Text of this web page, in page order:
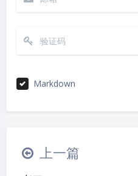
Markdown
∠( ᐛ 」∠)＿
上一篇